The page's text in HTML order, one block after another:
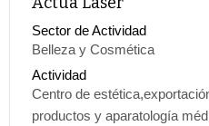
Sector de Actividad
Belleza y Cosmética
Actividad
Centro de
productos y aparatología